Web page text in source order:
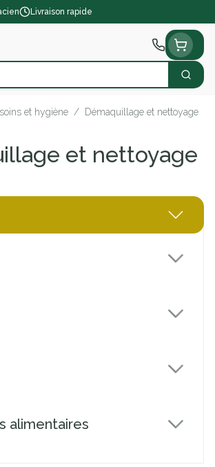
Livraison rapide
et hygiène / Démaquillage et nettoyage
et nettoyage
alimentaires